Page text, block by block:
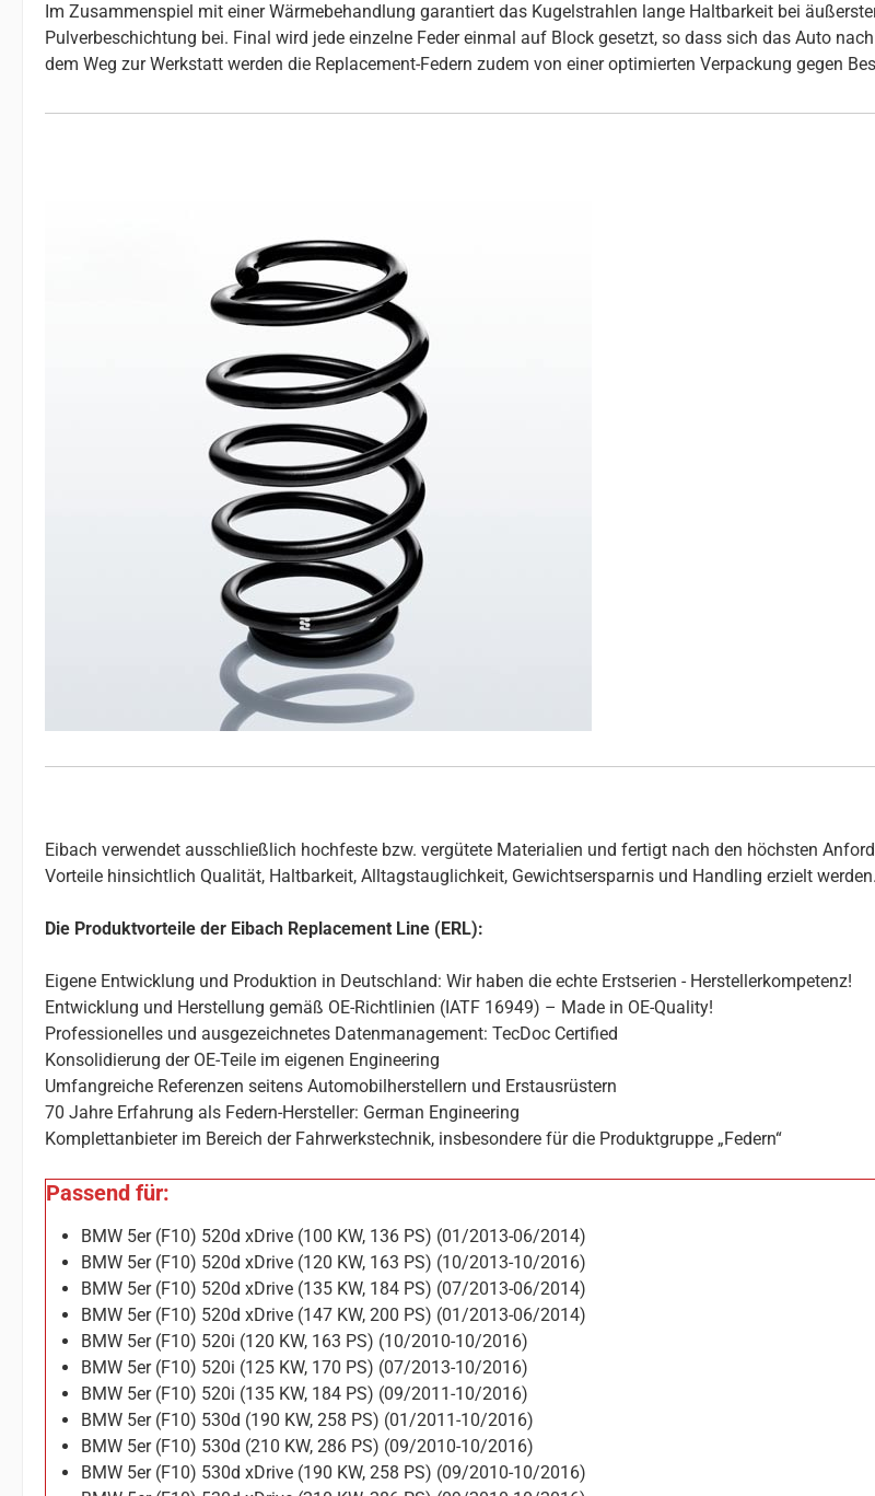
Im Zusammenspiel mit einer Wärmebehandlung garantiert das Kugelstrahlen lange Haltbarkeit bei
Pulverbeschichtung bei. Final wird jede einzelne Feder einmal auf Block gesetzt, so dass sich das Auto
dem Weg zur Werkstatt werden die Replacement-Federn zudem von einer optimierten Verpackung gegen
Eibach verwendet ausschließlich hochfeste bzw. vergütete Materialien und fertigt nach den höchsten
Vorteile hinsichtlich Qualität, Haltbarkeit, Alltagstauglichkeit, Gewichtsersparnis und Handling erzielt werden.
Die Produktvorteile der Eibach Replacement Line (ERL):
Eigene Entwicklung und Produktion in Deutschland: Wir haben die echte Erstserien - Herstellerkompetenz!
Entwicklung und Herstellung gemäß OE-Richtlinien (IATF 16949) – Made in OE-Quality!
Professionelles und ausgezeichnetes Datenmanagement: TecDoc Certified
Konsolidierung der OE-Teile im eigenen Engineering
Umfangreiche Referenzen seitens Automobilherstellern und Erstausrüstern
70 Jahre Erfahrung als Federn-Hersteller: German Engineering
Komplettanbieter im Bereich der Fahrwerkstechnik, insbesondere für die Produktgruppe „Federn“
Passend für:
BMW 5er (F10) 520d xDrive (100 KW, 136 PS) (01/2013-06/2014)
BMW 5er (F10) 520d xDrive (120 KW, 163 PS) (10/2013-10/2016)
BMW 5er (F10) 520d xDrive (135 KW, 184 PS) (07/2013-06/2014)
BMW 5er (F10) 520d xDrive (147 KW, 200 PS) (01/2013-06/2014)
BMW 5er (F10) 520i (120 KW, 163 PS) (10/2010-10/2016)
BMW 5er (F10) 520i (125 KW, 170 PS) (07/2013-10/2016)
BMW 5er (F10) 520i (135 KW, 184 PS) (09/2011-10/2016)
BMW 5er (F10) 530d (190 KW, 258 PS) (01/2011-10/2016)
BMW 5er (F10) 530d (210 KW, 286 PS) (09/2010-10/2016)
BMW 5er (F10) 530d xDrive (190 KW, 258 PS) (09/2010-10/2016)